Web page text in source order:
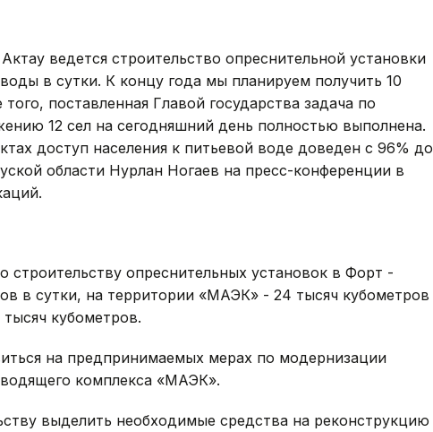
ведется строительство опреснительной установки
в сутки. К концу года мы планируем получить 10
поставленная Главой государства задача по
12 сел на сегодняшний день полностью выполнена.
доступ населения к питьевой воде доведен с 96% до
области Нурлан Ногаев на пресс-конференции в
строительству опреснительных установок в Форт -
в сутки, на территории «МАЭК» - 24 тысяч кубометров
кубометров.
на предпринимаемых мерах по модернизации
комплекса «МАЭК».
выделить необходимые средства на реконструкцию